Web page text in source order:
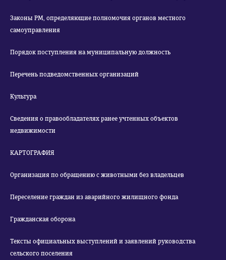
Законы РМ, определяющие полномочия органов местного
самоуправления
Порядок поступления на муниципальную должность
Перечень подведомственных организаций
Культура
Сведения о правообладателях ранее учтенных объектов
недвижимости
КАРТОГРАФИЯ
Организация по обращению с животными без владельцев
Переселение граждан из аварийного жилищного фонда
Гражданская оборона
Тексты официальных выступлений и заявлений руководства
сельского поселения